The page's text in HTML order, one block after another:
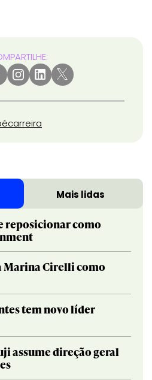
carreira
Mais lidas
reposicionar como
Marina Cirelli como
tem novo líder
assume direção geral